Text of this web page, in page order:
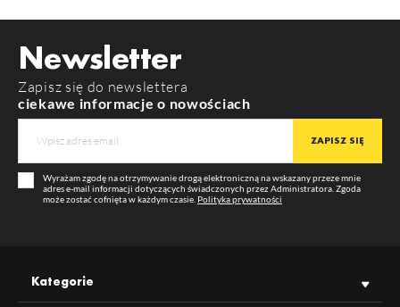
Newsletter
Zapisz się do newslettera
ciekawe informacje o nowościach
Wyrażam zgodę na otrzymywanie drogą elektroniczną na wskazany przeze mnie
adres e-mail informacji dotyczących świadczonych przez Administratora. Zgoda
może zostać cofnięta w każdym czasie. Polityka prywatności
Kategorie